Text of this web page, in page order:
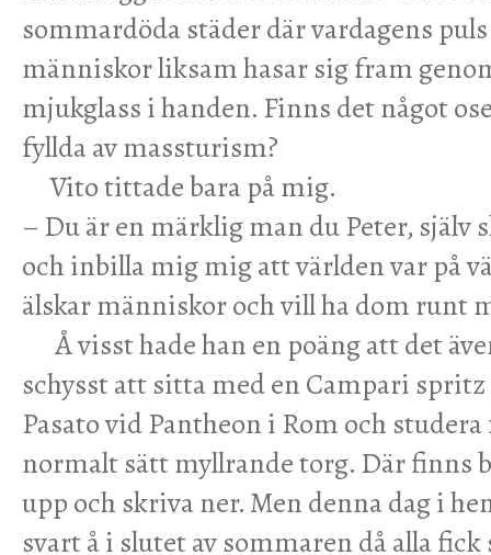
sommardöda städer där vardagens
människor liksam hasar sig fram
mjukglass i handen. Finns det något
fyllda av massturism?
Vito tittade bara på mig.
– Du är en märklig man du Peter, själv
och inbilla mig mig att världen var på
älskar människor och vill ha dom runt
Å visst hade han en poäng att det
schysst att sitta med en Campari
Pasato vid Pantheon i Rom och
normalt sätt myllrande torg. Där finns
upp och skriva ner. Men denna dag i
svart å i slutet av sommaren då alla